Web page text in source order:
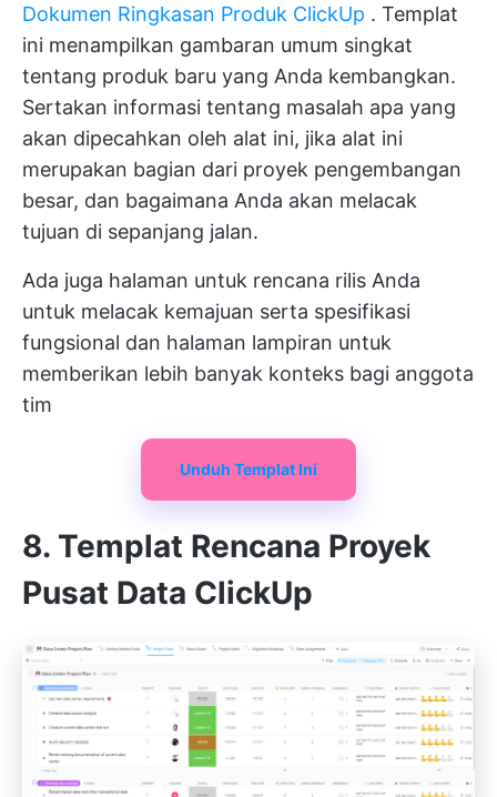
Dokumen Ringkasan Produk ClickUp . Templat
ini menampilkan gambaran umum singkat
tentang produk baru yang Anda kembangkan.
Sertakan informasi tentang masalah apa yang
akan dipecahkan oleh alat ini, jika alat ini
merupakan bagian dari proyek pengembangan
besar, dan bagaimana Anda akan melacak
tujuan di sepanjang jalan.
Ada juga halaman untuk rencana rilis Anda
untuk melacak kemajuan serta spesifikasi
fungsional dan halaman lampiran untuk
memberikan lebih banyak konteks bagi anggota
tim
Unduh Templat Ini
8. Templat Rencana Proyek
Pusat Data ClickUp